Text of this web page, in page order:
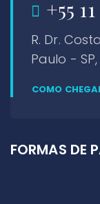
+55
R. Dr.
Paulo -
COMO
FORMAS DE